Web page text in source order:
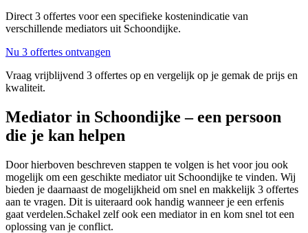
Direct 3 offertes voor een specifieke kostenindicatie van
verschillende mediators uit Schoondijke.
Nu 3 offertes ontvangen
Vraag vrijblijvend 3 offertes op en vergelijk op je gemak de prijs en
kwaliteit.
Mediator in Schoondijke – een persoon
die je kan helpen
Door hierboven beschreven stappen te volgen is het voor jou ook
mogelijk om een geschikte mediator uit Schoondijke te vinden. Wij
bieden je daarnaast de mogelijkheid om snel en makkelijk 3 offertes
aan te vragen. Dit is uiteraard ook handig wanneer je een erfenis
gaat verdelen.Schakel zelf ook een mediator in en kom snel tot een
oplossing van je conflict.